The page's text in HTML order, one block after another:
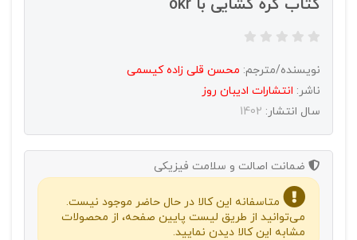
نویسنده/مترجم: محسن قلی زاده کیسمی
ناشر: انتشارات اديبان روز
سال انتشار: 1402
ضمانت اصالت و سلامت فیزیکی
متاسفانه این کالا در حال حاضر موجود نیست.
می‌توانید از طریق لیست پایین صفحه، از محصولات
مشابه این کالا دیدن نمایید.